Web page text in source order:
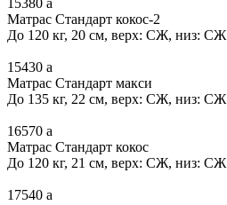
Матрас Стандарт кокос-2
До 120 кг, 20 см, верх: СЖ, низ: СЖ
15430 a
Матрас Стандарт макси
До 135 кг, 22 см, верх: СЖ, низ: СЖ
16570 a
Матрас Стандарт кокос
До 120 кг, 21 см, верх: СЖ, низ: СЖ
17540 a